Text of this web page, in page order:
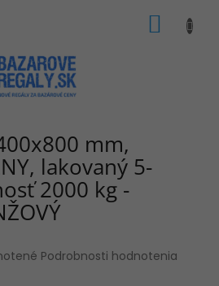
mm,
lakovaný 5-
2000 kg -
Podrobnosti hodnotenia